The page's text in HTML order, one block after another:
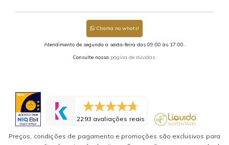
Chama no whats!
Atendimento de segunda a sexta-feira das 09:00 às 17:00.
Consulte nossa página de dúvidas.
2293 avaliações reais
Preços, condições de pagamento e promoções são exclusivos para